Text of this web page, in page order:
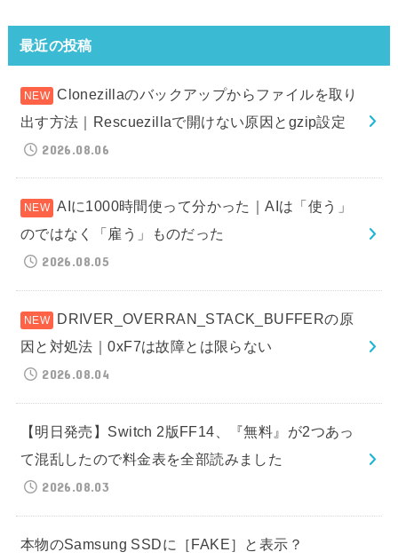
最近の投稿
Clonezillaのバックアップからファイルを取り
出す方法｜Rescuezillaで開けない原因とgzip設定
2026.08.06
AIに1000時間使って分かった｜AIは「使う」
のではなく「雇う」ものだった
2026.08.05
DRIVER_OVERRAN_STACK_BUFFERの原
因と対処法｜0xF7は故障とは限らない
2026.08.04
【明日発売】Switch 2版FF14、『無料』が2つあっ
て混乱したので料金表を全部読みました
2026.08.03
本物のSamsung SSDに［FAKE］と表示？